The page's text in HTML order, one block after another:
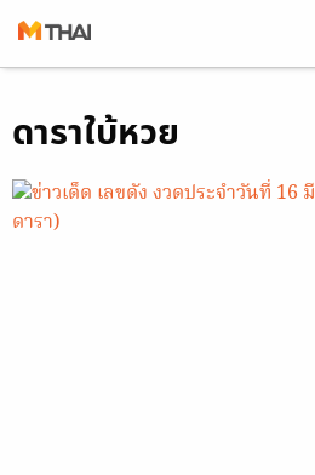
toดาราใบ้หวย